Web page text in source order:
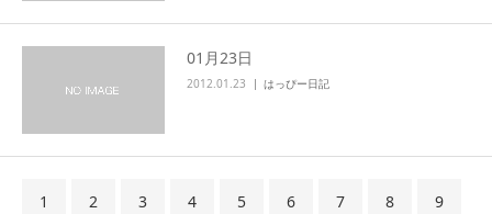
01月23日
2012.01.23 はっぴー日記
1 2 3 4 5 6 7 8 9